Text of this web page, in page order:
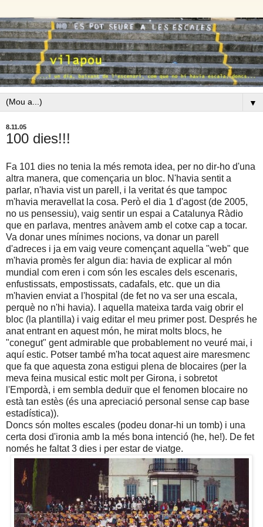
▼
8.11.05
100 dies!!!
Fa 101 dies no tenia la més remota idea, per no dir-ho d'una
altra manera, que començaria un bloc. N'havia sentit a
parlar, n'havia vist un parell, i la veritat és que tampoc
m'havia meravellat la cosa. Però el dia 1 d'agost (de 2005,
no us pensessiu), vaig sentir un espai a Catalunya Ràdio
que en parlava, mentres anàvem amb el cotxe cap a tocar.
Va donar unes mínimes nocions, va donar un parell
d'adreces i ja em vaig veure començant aquella "web" que
m'havia promès fer algun dia: havia de explicar al món
mundial com eren i com són les escales dels escenaris,
enfustissats, empostissats, cadafals, etc. que un dia
m'havien enviat a l'hospital (de fet no va ser una escala,
perquè no n'hi havia). I aquella mateixa tarda vaig obrir el
bloc (la plantilla) i vaig editar el meu primer post. Després he
anat entrant en aquest món, he mirat molts blocs, he
"conegut" gent admirable que probablement no veuré mai, i
aquí estic. Potser també m'ha tocat aquest aire maresmenc
que fa que aquesta zona estigui plena de blocaires (per la
meva feina musical estic molt per Girona, i sobretot
l'Empordà, i em sembla deduïr que el fenomen blocaire no
està tan estès (és una apreciació personal sense cap base
estadística)).
Doncs són moltes escales (podeu donar-hi un tomb) i una
certa dosi d'ironia amb la més bona intenció (he, he!). De fet
només he faltat 3 dies i per estar de viatge.